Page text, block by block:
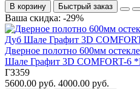
В корзину Быстрый заказ
Ваша скидка: -29%
Дверное полотно 600мм
Шале Графит 3D
ГЗ359
5600.00 руб. 4000.00 руб.